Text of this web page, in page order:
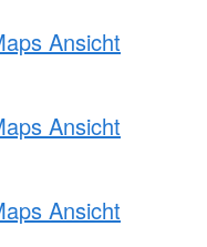
Ansicht
Ansicht
Ansicht